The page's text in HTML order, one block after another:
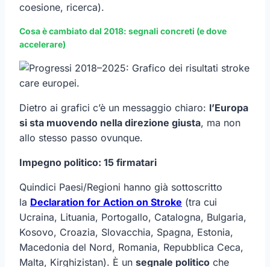
coesione, ricerca).
Cosa è cambiato dal 2018: segnali concreti (e dove
accelerare)
Dietro ai grafici c’è un messaggio chiaro: l’Europa
si sta muovendo nella direzione giusta, ma non
allo stesso passo ovunque.
Impegno politico: 15 firmatari
Quindici Paesi/Regioni hanno già sottoscritto
la Declaration for Action on Stroke (tra cui
Ucraina, Lituania, Portogallo, Catalogna, Bulgaria,
Kosovo, Croazia, Slovacchia, Spagna, Estonia,
Macedonia del Nord, Romania, Repubblica Ceca,
Malta, Kirghizistan). È un segnale politico che